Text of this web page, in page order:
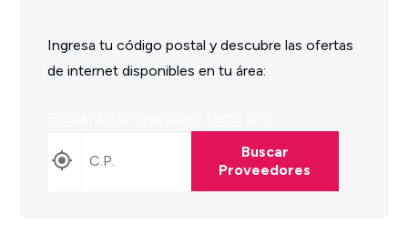
Ingresa tu código postal y descubre las ofertas
de internet disponibles en tu área:
Buscar
Proveedores